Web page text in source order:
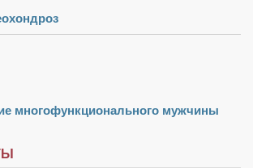
многофункционального мужчины